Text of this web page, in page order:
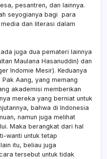
pesantren, dan lainnya.
seyogianya bagi para
dan literasi dalam
juga dua pemateri lainnya
Maulana Hasanuddin) dan
Indomie Mesir). Keduanya
Aang, yang memang
akademisi memberikan
mereka yang berniat untuk
bahwa di Indonesia
namun juga melihat
Maka berangkat dari hal
wanti untuk tetap
itu, beliau juga
tersebut untuk tidak